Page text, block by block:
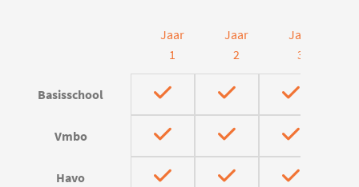
Jaar
1
Jaar
2
Jaar
3
Basisschool
Vmbo
Havo